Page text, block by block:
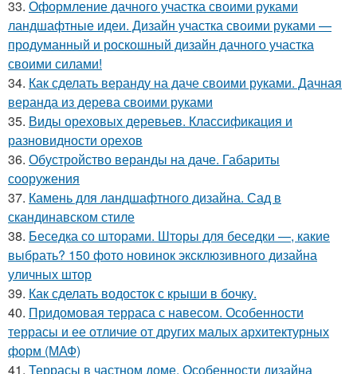
33. Оформление дачного участка своими руками
ландшафтные идеи. Дизайн участка своими руками —
продуманный и роскошный дизайн дачного участка
своими силами!
34. Как сделать веранду на даче своими руками. Дачная
веранда из дерева своими руками
35. Виды ореховых деревьев. Классификация и
разновидности орехов
36. Обустройство веранды на даче. Габариты
сооружения
37. Камень для ландшафтного дизайна. Сад в
скандинавском стиле
38. Беседка со шторами. Шторы для беседки —, какие
выбрать? 150 фото новинок эксклюзивного дизайна
уличных штор
39. Как сделать водосток с крыши в бочку.
40. Придомовая терраса с навесом. Особенности
террасы и ее отличие от других малых архитектурных
форм (МАФ)
41. Террасы в частном доме. Особенности дизайна